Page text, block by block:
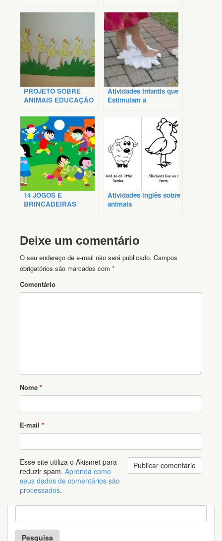
INVERTEBRADOS
PROJETO SOBRE
ANIMAIS EDUCAÇÃO
Atividades Infantis que
Estimulam a
14 JOGOS E
BRINCADEIRAS
Atividades inglês sobre
animais
Deixe um comentário
O seu endereço de e-mail não será publicado. Campos
obrigatórios são marcados com *
Comentário
Nome *
E-mail *
Esse site utiliza o Akismet para
reduzir spam. Aprenda como
seus dados de comentários são
processados.
P
e
s